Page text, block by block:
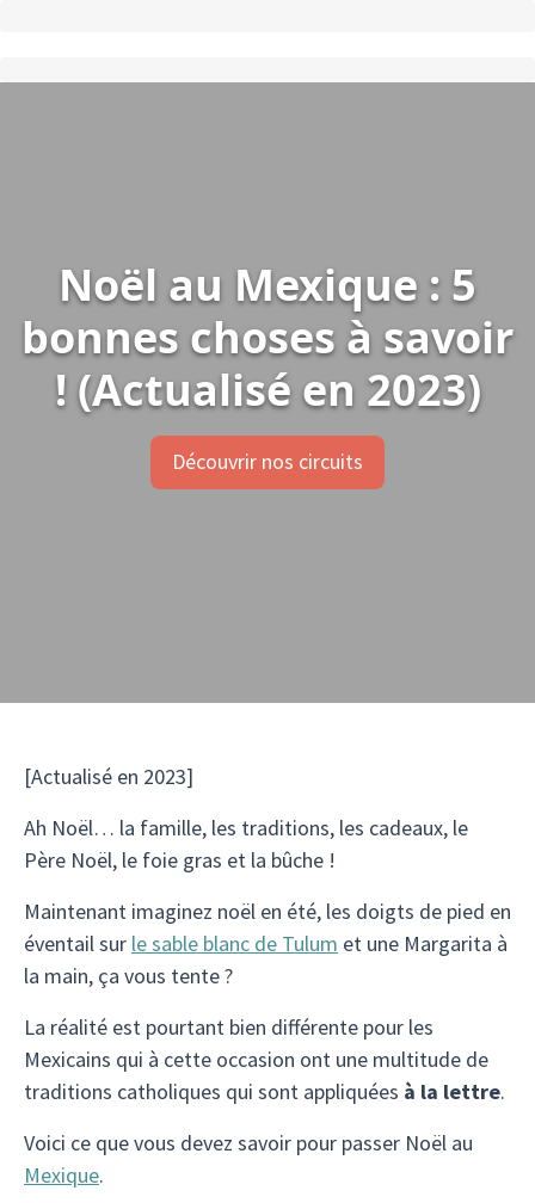
Noël au Mexique : 5
bonnes choses à savoir
! (Actualisé en 2023)
Découvrir nos circuits
[Actualisé en 2023]
Ah Noël… la famille, les traditions, les cadeaux, le
Père Noël, le foie gras et la bûche !
Maintenant imaginez noël en été, les doigts de pied en
éventail sur le sable blanc de Tulum et une Margarita à
la main, ça vous tente ?
La réalité est pourtant bien différente pour les
Mexicains qui à cette occasion ont une multitude de
traditions catholiques qui sont appliquées à la lettre.
Voici ce que vous devez savoir pour passer Noël au
Mexique.